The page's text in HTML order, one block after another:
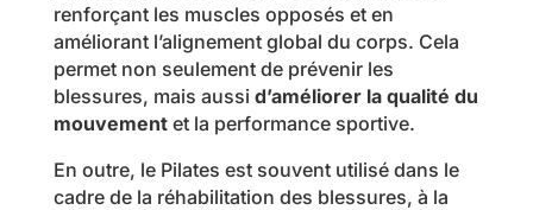
renforçant les muscles opposés et en
améliorant l’alignement global du corps. Cela
permet non seulement de prévenir les
blessures, mais aussi d’améliorer la qualité du
mouvementet la performance sportive.
En outre, le Pilates est souvent utilisé dans le
cadre de la réhabilitation des blessures, à la